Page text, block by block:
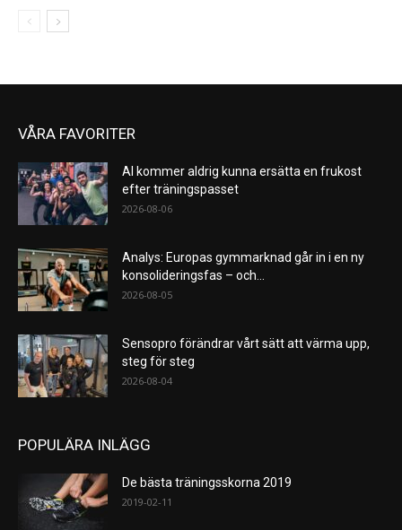
VÅRA FAVORITER
AI kommer aldrig kunna ersätta en frukost
efter träningspasset
2026-08-06
Analys: Europas gymmarknad går in i en ny
konsolideringsfas – och...
2026-08-05
Sensopro förändrar vårt sätt att värma upp,
steg för steg
2026-08-04
POPULÄRA INLÄGG
De bästa träningsskorna 2019
2019-02-11